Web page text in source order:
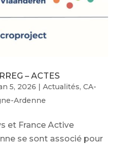
– ACTES
5, 2026 | Actualités, CA-
Ardenne
et France Active
se sont associé pour